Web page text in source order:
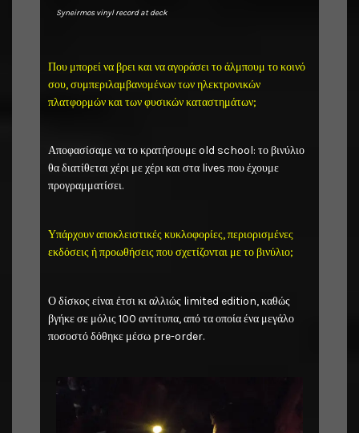
Syneirmos vinyl record at deck
Που μπορεί να βρει και να αγοράσει το άλμπουμ το κοινό
σου, συμπεριλαμβανομένων των ηλεκτρονικών
πλατφορμών και των φυσικών καταστημάτων;
Αποφασίσαμε να το κρατήσουμε old school: το βινύλιο
θα διατίθεται χέρι με χέρι και στα lives που έχουμε
προγραμματίσει.
Υπάρχουν αποκλειστικές κυκλοφορίες, περιορισμένες
εκδόσεις ή προωθήσεις που σχετίζονται με το βινύλιο;
Ο δίσκος είναι έτσι κι αλλιώς limited edition, καθώς
βγήκε σε μόλις 100 αντίτυπα, από τα οποία ένα μεγάλο
ποσοστό δόθηκε μέσω pre-order.